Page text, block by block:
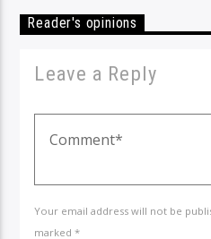
Reader's opinions
Leave a Reply
Your email address will not be
marked *